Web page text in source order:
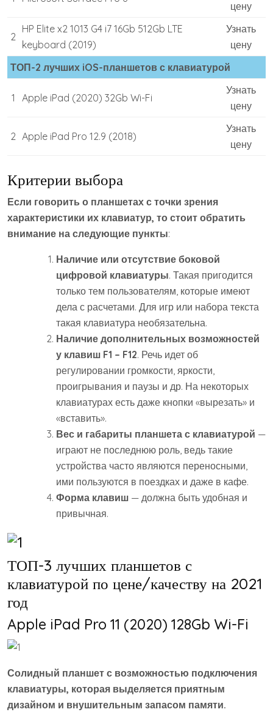
цену
2
HP Elite x2 1013 G4 i7 16Gb 512Gb LTE
keyboard (2019)
Узнать
цену
ТОП-2 лучших iOS-планшетов с клавиатурой
1 Apple iPad (2020) 32Gb Wi-Fi
Узнать
цену
2 Apple iPad Pro 12.9 (2018)
Узнать
цену
Критерии выбора
Если говорить о планшетах с точки зрения
характеристики их клавиатур, то стоит обратить
внимание на следующие пункты:
Наличие или отсутствие боковой
цифровой клавиатуры. Такая пригодится
только тем пользователям, которые имеют
дела с расчетами. Для игр или набора текста
такая клавиатура необязательна.
Наличие дополнительных возможностей
у клавиш F1 – F12. Речь идет об
регулировании громкости, яркости,
проигрывания и паузы и др. На некоторых
клавиатурах есть даже кнопки «вырезать» и
«вставить».
Вес и габариты планшета с клавиатурой —
играют не последнюю роль, ведь такие
устройства часто являются переносными,
ими пользуются в поездках и даже в кафе.
Форма клавиш — должна быть удобная и
привычная.
ТОП-3 лучших планшетов с
клавиатурой по цене/качеству на 2021
год
Apple iPad Pro 11 (2020) 128Gb Wi-Fi
Солидный планшет с возможностью подключения
клавиатуры, которая выделяется приятным
дизайном и внушительным запасом памяти.